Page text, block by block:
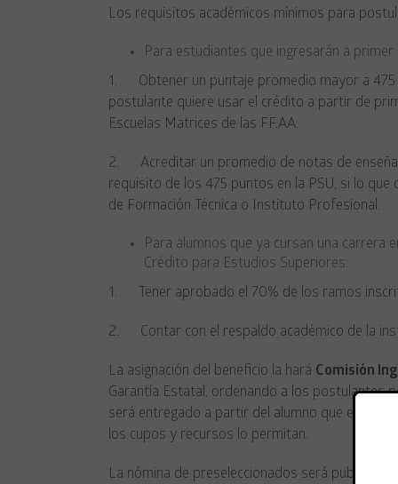
Los requisitos académicos mínimos para
Para estudiantes que ingresarán a
1. Obtener un puntaje promedio mayor a 475
postulante quiere usar el crédito a partir de
Escuelas Matrices de las FF.AA.
2. Acreditar un promedio de notas de
requisito de los 475 puntos en la PSU, si lo
de Formación Técnica o Instituto Profesional.
Para alumnos que ya cursan una carrera
Crédito para Estudios Superiores:
1. Tener aprobado el 70% de los ramos
2. Contar con el respaldo académico de la
La asignación del beneficio la hará Comisión
Garantía Estatal, ordenando a los postulantes
será entregado a partir del alumno que
los cupos y recursos lo permitan.
La nómina de preseleccionados será publicada el